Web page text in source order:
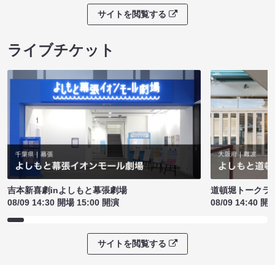
サイトを閲覧する
ライブチケット
吉本新喜劇inよしもと幕張劇場
08/09 14:30 開場 15:00 開演
道頓堀トークラ
08/09 14:40 開
サイトを閲覧する